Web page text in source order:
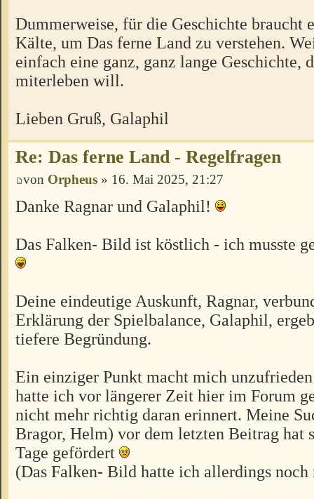
Dummerweise, für die Geschichte braucht
Kälte, um Das ferne Land zu verstehen.
einfach eine ganz, ganz lange Geschichte,
miterleben will.
Lieben Gruß, Galaphil
Re: Das ferne Land - Regelfragen
von Orpheus » 16. Mai 2025, 21:27
Danke Ragnar und Galaphil!
Das Falken- Bild ist köstlich - ich musste
Deine eindeutige Auskunft, Ragnar,
Erklärung der Spielbalance, Galaphil,
tiefere Begründung.
Ein einziger Punkt macht mich
hatte ich vor längerer Zeit hier im Forum
nicht mehr richtig daran erinnert. Meine
Bragor, Helm) vor dem letzten Beitrag hat
Tage gefördert
(Das Falken- Bild hatte ich allerdings